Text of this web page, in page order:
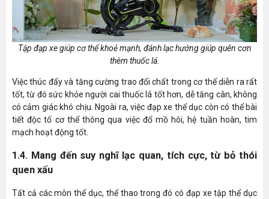
Tập đạp xe giúp cơ thể khoẻ mạnh, đánh lạc hướng giúp quên cơn
thèm thuốc lá.
Việc thúc đẩy và tăng cường trao đổi chất trong cơ thể diễn ra rất
tốt, từ đó sức khỏe người cai thuốc lá tốt hơn, dễ tăng cân, không
có cảm giác khó chịu. Ngoài ra, việc đạp xe thể dục còn có thể bài
tiết độc tố cơ thể thông qua việc đổ mồ hôi, hệ tuần hoàn, tim
mạch hoạt động tốt.
1.4. Mang đến suy nghĩ lạc quan, tích cực, từ bỏ thói
quen xấu
Tất cả các môn thể dục, thể thao trong đó có đạp xe tập thể dục